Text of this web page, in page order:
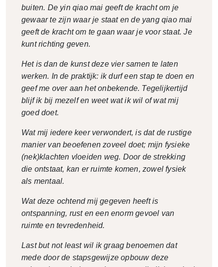
buiten. De yin qiao mai geeft de kracht om je
gewaar te zijn waar je staat en de yang qiao mai
geeft de kracht om te gaan waar je voor staat. Je
kunt richting geven.
Het is dan de kunst deze vier samen te laten
werken. In de praktijk: ik durf een stap te doen en
geef me over aan het onbekende. Tegelijkertijd
blijf ik bij mezelf en weet wat ik wil of wat mij
goed doet.
Wat mij iedere keer verwondert, is dat de rustige
manier van beoefenen zoveel doet; mijn fysieke
(nek)klachten vloeiden weg. Door de strekking
die ontstaat, kan er ruimte komen, zowel fysiek
als mentaal.
Wat deze ochtend mij gegeven heeft is
ontspanning, rust en een enorm gevoel van
ruimte en tevredenheid.
Last but not least wil ik graag benoemen dat
mede door de stapsgewijze opbouw deze